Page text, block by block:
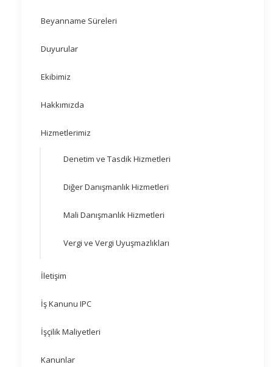
Beyanname Süreleri
Duyurular
Ekibimiz
Hakkımızda
Hizmetlerimiz
Denetim ve Tasdik Hizmetleri
Diğer Danışmanlık Hizmetleri
Mali Danışmanlık Hizmetleri
Vergi ve Vergi Uyuşmazlıkları
İletişim
İş Kanunu IPC
İşçilik Maliyetleri
Kanunlar